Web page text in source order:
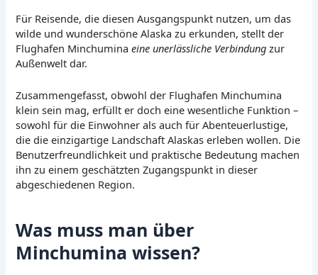
Für Reisende, die diesen Ausgangspunkt nutzen, um das
wilde und wunderschöne Alaska zu erkunden, stellt der
Flughafen Minchuminaeine unerlässliche Verbindung zur
Außenwelt dar.
Zusammengefasst, obwohl der Flughafen Minchumina
klein sein mag, erfüllt er doch eine wesentliche Funktion –
sowohl für die Einwohner als auch für Abenteuerlustige,
die die einzigartige Landschaft Alaskas erleben wollen. Die
Benutzerfreundlichkeit und praktische Bedeutung machen
ihn zu einem geschätzten Zugangspunkt in dieser
abgeschiedenen Region.
Was muss man über
Minchumina wissen?